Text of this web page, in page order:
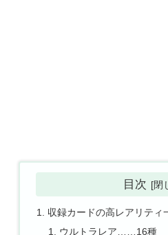
目次
収録カードの高レアリティ
ウルトラレア……16種